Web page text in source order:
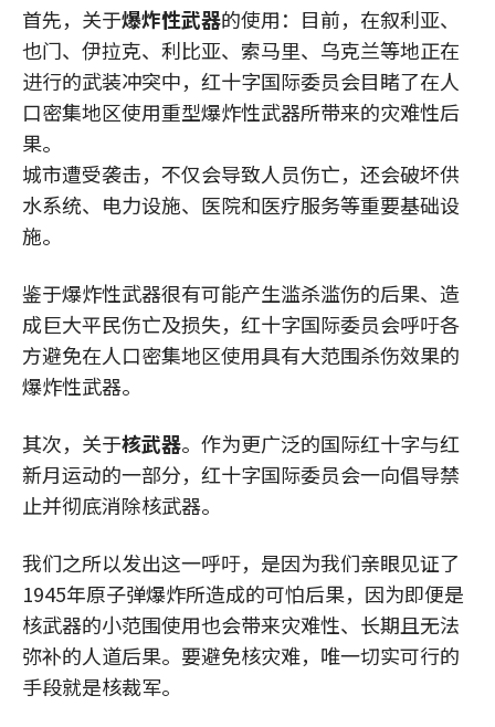
首先，关于爆炸性武器的使用：目前，在叙利亚、
也门、伊拉克、利比亚、索马里、乌克兰等地正在
进行的武装冲突中，红十字国际委员会目睹了在人
口密集地区使用重型爆炸性武器所带来的灾难性后
果。
城市遭受袭击，不仅会导致人员伤亡，还会破坏供
水系统、电力设施、医院和医疗服务等重要基础设
施。
鉴于爆炸性武器很有可能产生滥杀滥伤的后果、造
成巨大平民伤亡及损失，红十字国际委员会呼吁各
方避免在人口密集地区使用具有大范围杀伤效果的
爆炸性武器。
其次，关于核武器。作为更广泛的国际红十字与红
新月运动的一部分，红十字国际委员会一向倡导禁
止并彻底消除核武器。
我们之所以发出这一呼吁，是因为我们亲眼见证了
1945年原子弹爆炸所造成的可怕后果，因为即便是
核武器的小范围使用也会带来灾难性、长期且无法
弥补的人道后果。要避免核灾难，唯一切实可行的
手段就是核裁军。